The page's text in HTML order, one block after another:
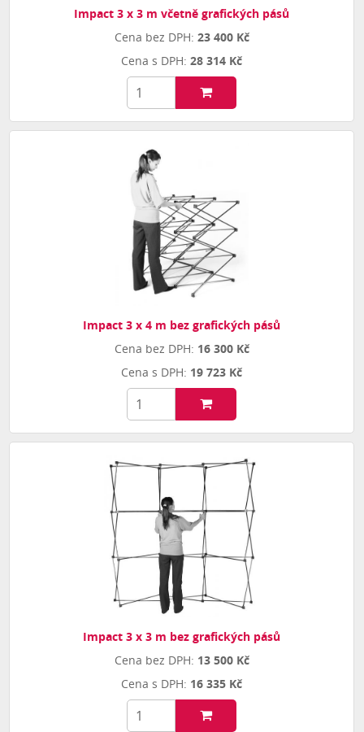
Impact 3 x 3 m včetně grafických pásů
23 400 Kč
28 314 Kč
Impact 3 x 4 m bez grafických pásů
16 300 Kč
19 723 Kč
Impact 3 x 3 m bez grafických pásů
13 500 Kč
16 335 Kč